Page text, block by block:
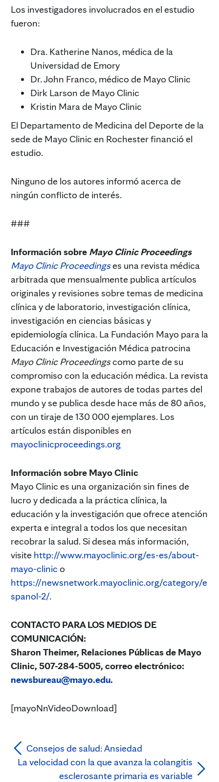
Los investigadores involucrados en el estudio
fueron:
Dra. Katherine Nanos, médica de la
Universidad de Emory
Dr. John Franco, médico de Mayo Clinic
Dirk Larson de Mayo Clinic
Kristin Mara de Mayo Clinic
El Departamento de Medicina del Deporte de la
sede de Mayo Clinic en Rochester financió el
estudio.
Ninguno de los autores informó acerca de
ningún conflicto de interés.
###
Información sobre Mayo Clinic Proceedings
Mayo Clinic Proceedingses una revista médica
arbitrada que mensualmente publica artículos
originales y revisiones sobre temas de medicina
clínica y de laboratorio, investigación clínica,
investigación en ciencias básicas y
epidemiología clínica. La Fundación Mayo para la
Educación e Investigación Médica patrocina
Mayo Clinic Proceedingscomo parte de su
compromiso con la educación médica. La revista
expone trabajos de autores de todas partes del
mundo y se publica desde hace más de 80 años,
con un tiraje de 130 000 ejemplares. Los
artículos están disponibles en
mayoclinicproceedings.org
Información sobre Mayo Clinic
Mayo Clinic es una organización sin fines de
lucro y dedicada a la práctica clínica, la
educación y la investigación que ofrece atención
experta e integral a todos los que necesitan
recobrar la salud. Si desea más información,
visite http://www.mayoclinic.org/es-es/about-
mayo-clinic o
https://newsnetwork.mayoclinic.org/category/e
spanol-2/.
CONTACTO PARA LOS MEDIOS DE
COMUNICACIÓN:
Sharon Theimer, Relaciones Públicas de Mayo
Clinic, 507-284-5005, correo electrónico:
newsbureau@mayo.edu.
[mayoNnVideoDownload]
Consejos de salud: Ansiedad
La velocidad con la que avanza la colangitis
esclerosante primaria es variable